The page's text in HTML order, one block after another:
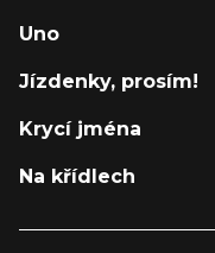
Uno
Jízdenky, prosím!
Krycí jména
Na křídlech